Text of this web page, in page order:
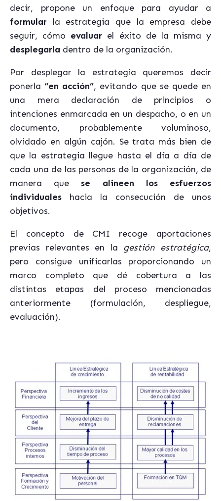
decir, propone un enfoque para ayudar a
formular la estrategia que la empresa debe
seguir, cómo evaluar el éxito de la misma y
desplegarla dentro de la organización.
Por desplegar la estrategia queremos decir
ponerla “en acción”, evitando que se quede en
una mera declaración de principios o
intenciones enmarcada en un despacho, o en un
documento, probablemente voluminoso,
olvidado en algún cajón. Se trata más bien de
que la estrategia llegue hasta el día a día de
cada una de las personas de la organización, de
manera que se alineen los esfuerzos
individuales hacia la consecución de unos
objetivos.
El concepto de CMI recoge aportaciones
previas relevantes en la gestión estratégica,
pero consigue unificarlas proporcionando un
marco completo que dé cobertura a las
distintas etapas del proceso mencionadas
anteriormente (formulación, despliegue,
evaluación).